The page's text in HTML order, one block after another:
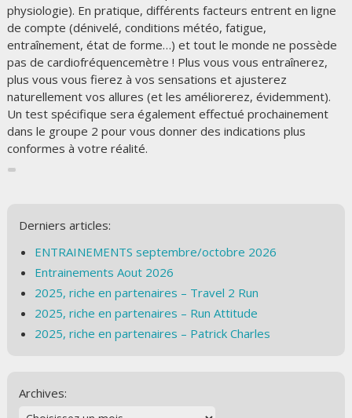
physiologie). En pratique, différents facteurs entrent en ligne
de compte (dénivelé, conditions météo, fatigue,
entraînement, état de forme…) et tout le monde ne possède
pas de cardiofréquencemètre ! Plus vous vous entraînerez,
plus vous vous fierez à vos sensations et ajusterez
naturellement vos allures (et les améliorerez, évidemment).
Un test spécifique sera également effectué prochainement
dans le groupe 2 pour vous donner des indications plus
conformes à votre réalité.
Derniers articles:
ENTRAINEMENTS septembre/octobre 2026
Entrainements Aout 2026
2025, riche en partenaires – Travel 2 Run
2025, riche en partenaires – Run Attitude
2025, riche en partenaires – Patrick Charles
Archives: